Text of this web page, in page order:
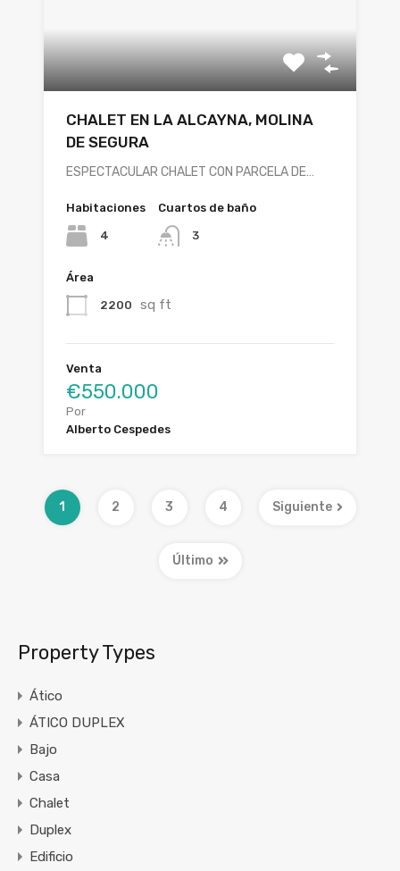
CHALET EN LA ALCAYNA, MOLINA
DE SEGURA
ESPECTACULAR CHALET CON PARCELA DE…
Habitaciones
4
Cuartos de baño
3
Área
2200 sq ft
Venta
€550.000
Por
Alberto Cespedes
1 2 3 4 Siguiente
Último
Property Types
Ático
ÁTICO DUPLEX
Bajo
Casa
Chalet
Duplex
Edificio